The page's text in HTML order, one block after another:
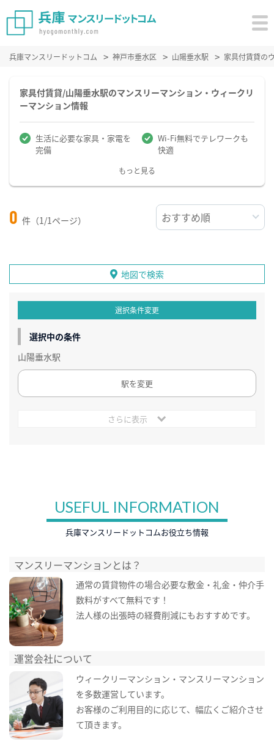
兵庫マンスリードットコム 神戸市垂水区 山陽垂水駅 家具付賃貸の
家具付賃貸/山陽垂水駅のマンスリーマンション・ウィークリ
ーマンション情報
生活に必要な家具・家電を
完備
Wi-Fi無料でテレワークも
快適
もっと見る
0 件（1/1ページ）
地図で検索
選択条件変更
選択中の条件
山陽垂水駅
駅を変更
さらに表示
USEFUL INFORMATION
兵庫マンスリードットコムお役立ち情報
マンスリーマンションとは？
通常の賃貸物件の場合必要な敷金・礼金・仲介手
数料がすべて無料です！
法人様の出張時の経費削減にもおすすめです。
運営会社について
ウィークリーマンション・マンスリーマンション
を多数運営しています。
お客様のご利用目的に応じて、幅広くご紹介させ
て頂きます。